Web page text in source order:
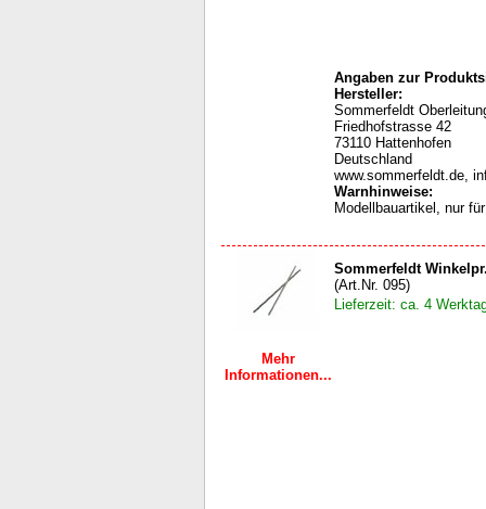
Angaben zur
Hersteller:
Sommerfeldt
Friedhofstrasse 42
73110 Hattenhofen
Deutschland
www.sommerfeldt.de,
Warnhinweise:
Modellbauartikel, nur
Mehr
Informationen...
Sommerfeldt
(Art.Nr. 095)
Lieferzeit: ca. 4